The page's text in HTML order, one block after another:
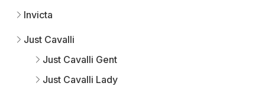
Invicta
Just Cavalli
Just Cavalli Gent
Just Cavalli Lady